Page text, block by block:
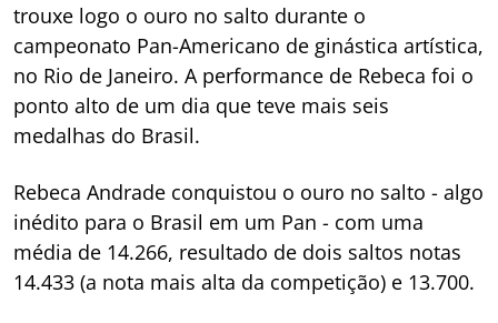
trouxe logo o ouro no salto durante o
campeonato Pan-Americano de ginástica artística,
no Rio de Janeiro. A performance de Rebeca foi o
ponto alto de um dia que teve mais seis
medalhas do Brasil.
Rebeca Andrade conquistou o ouro no salto - algo
inédito para o Brasil em um Pan - com uma
média de 14.266, resultado de dois saltos notas
14.433 (a nota mais alta da competição) e 13.700.